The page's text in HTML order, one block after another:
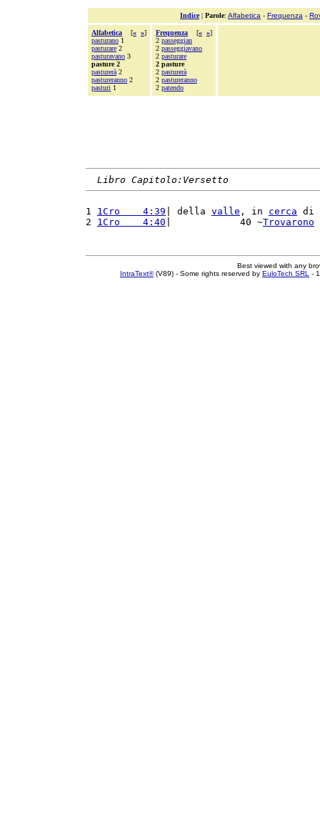
Indice| Parole: Alfabetica - Frequenza -
Alfabetica [« »]
pasturano 1
pasturare 2
pasturavano 3
pasture 2
pasturerà 2
pastureranno 2
pasturi 1
Frequenza [« »]
2 passeggian
2 passeggiavano
2 pasturare
2 pasture
2 pasturerà
2 pastureranno
2 patendo
Libro Capitolo:Versetto
1 1Cro    4:39 | della valle , in cerca di
2 1Cro    4:40 |            40 ~Trovarono
Best viewed with any
IntraText®(V89) - Some rights reserved by EuloTech SRL -